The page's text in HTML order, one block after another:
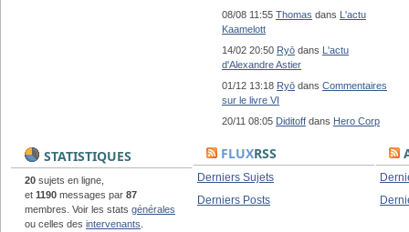
08/08 11:55 Thomas dans L'actu
Kaamelott
14/02 20:50 Ryō dans L'actu
d'Alexandre Astier
01/12 13:18 Ryō dans Commentaires
sur le livre VI
20/11 08:05 Diditoff dans Hero Corp
STATISTIQUES
20 sujets en ligne,
et 1190 messages par 87
membres. Voir les stats générales
ou celles des intervenants
FLUXRSS
Derniers Sujets
Derniers Posts